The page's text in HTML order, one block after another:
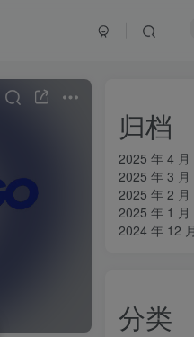
归档
2025 年 4 月
2025 年 3 月
2025 年 2 月
2025 年 1 月
2024 年 12 月
分类